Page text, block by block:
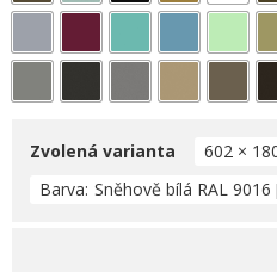
Zvolená varianta
602 ×
Barva Sněhově bílá RAL 9016